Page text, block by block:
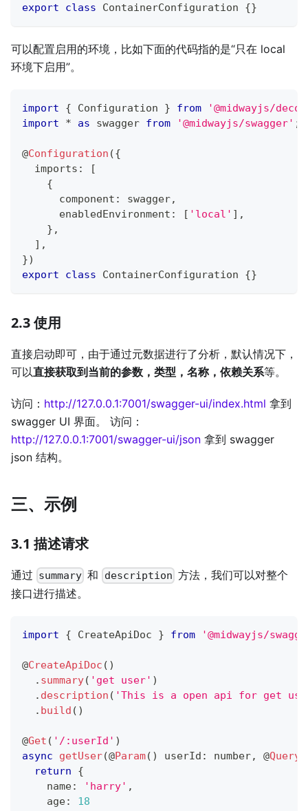
export
class ContainerConfiguration {}
可以配置启用的环境，比如下面的代码指的是“只在 local
环境下启用”。
import { Configuration } from
'@midwayjs/
import
* as swagger from '@midwayjs/swagger' ;
@Configuration ({
  imports
:
[
{
      component
: swagger,
      enabledEnvironment
: [ 'local' ] ,
} ,
] ,
})
export
class ContainerConfiguration {}
2.3 使用
直接启动即可，由于通过元数据进行了分析，默认情况下，
可以直接获取到当前的参数，类型，名称，依赖关系等。
访问： http://127.0.0.1:7001/swagger-ui/index.html 拿到
swagger UI 界面。 访问：
http://127.0.0.1:7001/swagger-ui/json 拿到 swagger
json 结构。
三、示例
3.1 描述请求
通过 summary 和 description 方法，我们可以对整个
接口进行描述。
import { CreateApiDoc } from '@midwayjs/
@CreateApiDoc ( )
. summary( 'get user' )
. description ( 'This is a open api for get
. build ( )
@Get ( '/:userId' )
async
getUser(@Param( ) userId : number, @Query
return
{
    name
: 'harry' ,
    age
:
18